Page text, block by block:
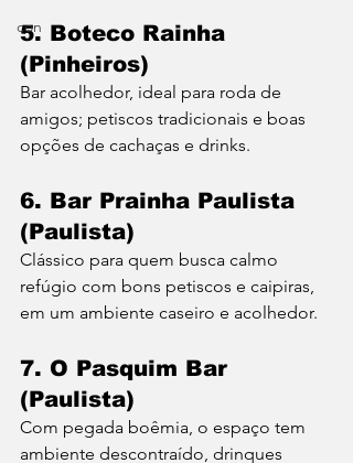
con
5. Boteco Rainha
(Pinheiros)
Bar acolhedor, ideal para roda de
amigos; petiscos tradicionais e boas
opções de cachaças e drinks.
6. Bar Prainha Paulista
(Paulista)
Clássico para quem busca calmo
refúgio com bons petiscos e caipiras,
em um ambiente caseiro e acolhedor.
7. O Pasquim Bar
(Paulista)
Com pegada boêmia, o espaço tem
ambiente descontraído, drinques